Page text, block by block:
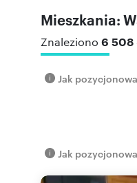
Mieszkania:
Znaleziono 6 508
Jak
Jak